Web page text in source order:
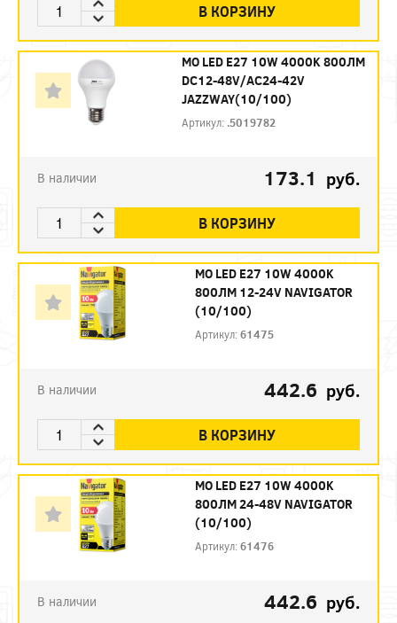
В КОРЗИНУ
МО LED E27 10W 4000K 800ЛМ
DC12-48V/AC24-42V
JAZZWAY(10/100)
Артикул: .5019782
В наличии 173.1 руб.
В КОРЗИНУ
МО LED E27 10W 4000K
800ЛМ 12-24V NAVIGATOR
(10/100)
Артикул:61475
В наличии 442.6 руб.
В КОРЗИНУ
МО LED E27 10W 4000K
800ЛМ 24-48V NAVIGATOR
(10/100)
Артикул:61476
В наличии 442.6 руб.